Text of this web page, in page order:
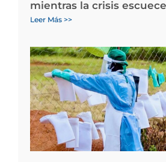
mientras la crisis
Leer Más >>